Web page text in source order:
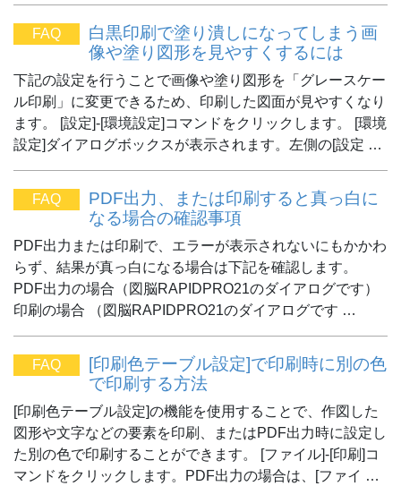
FAQ
白黒印刷で塗り潰しになってしまう画
像や塗り図形を見やすくするには
下記の設定を行うことで画像や塗り図形を「グレースケー
ル印刷」に変更できるため、印刷した図面が見やすくなり
ます。 [設定]-[環境設定]コマンドをクリックします。 [環境
設定]ダイアログボックスが表示されます。左側の[設定 …
FAQ
PDF出力、または印刷すると真っ白に
なる場合の確認事項
PDF出力または印刷で、エラーが表示されないにもかかわ
らず、結果が真っ白になる場合は下記を確認します。
PDF出力の場合（図脳RAPIDPRO21のダイアログです）
印刷の場合 （図脳RAPIDPRO21のダイアログです …
FAQ
[印刷色テーブル設定]で印刷時に別の色
で印刷する方法
[印刷色テーブル設定]の機能を使用することで、作図した
図形や文字などの要素を印刷、またはPDF出力時に設定し
た別の色で印刷することができます。 [ファイル]-[印刷]コ
マンドをクリックします。PDF出力の場合は、[ファイ …